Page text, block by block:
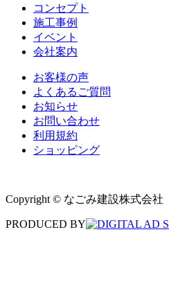
コンセプト
施工事例
イベント
会社案内
お客様の声
よくあるご質問
お知らせ
お問い合わせ
利用規約
ショッピング
Copyright © なごみ建設株式会社
PRODUCED BY